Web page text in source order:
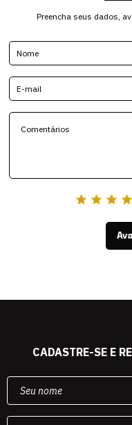
Preencha seus dados,
CADASTRE-SE E